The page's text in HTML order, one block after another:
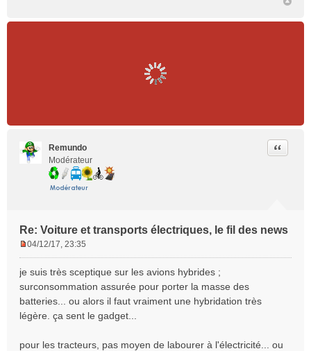
Remundo
Modérateur
Re: Voiture et transports électriques, le fil des news
Citer
s
s
a
g
04/12/17, 23:35
je suis très sceptique sur les avions hybrides ;
surconsommation assurée pour porter la masse des
batteries... ou alors il faut vraiment une hybridation très
légère. ça sent le gadget...
pour les tracteurs, pas moyen de labourer à l'électricité... ou